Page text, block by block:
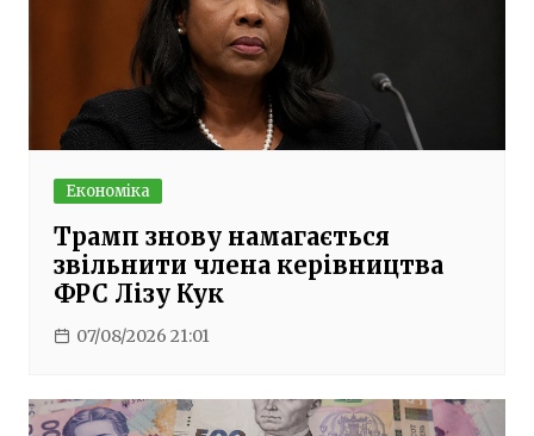
Економіка
Трамп знову намагається
звільнити члена керівництва
ФРС Лізу Кук
07/08/2026 21:01